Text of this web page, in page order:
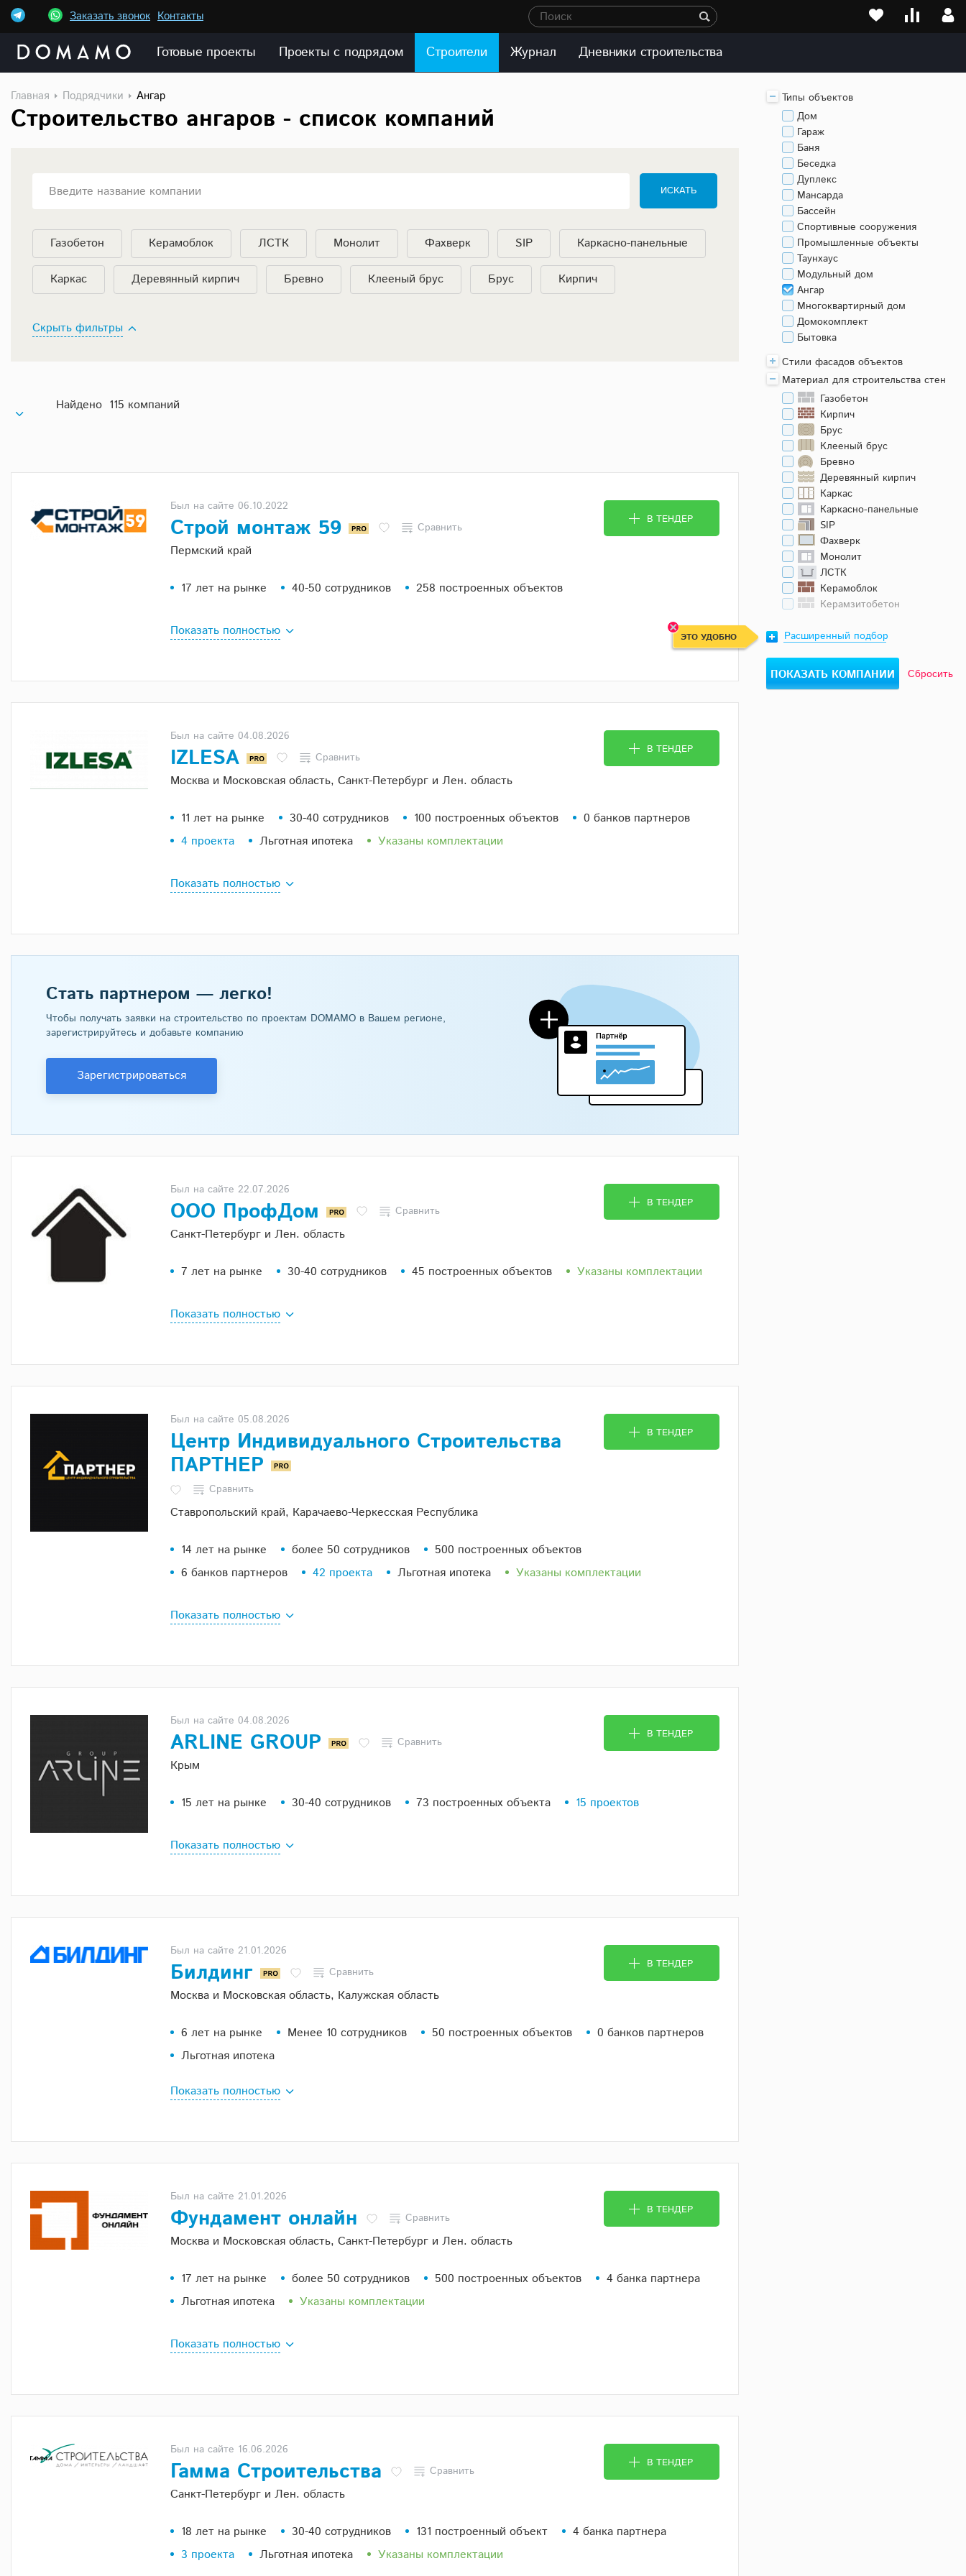
Заказать звонок Контакты Поиск
Готовые проекты Проекты с подрядом Строители Журнал Дневники строительства
Главная Подрядчики Ангар
Строительство ангаров - список компаний
Введите название компании ИСКАТЬ
Газобетон Керамоблок ЛСТК Монолит Фахверк SIP Каркасно-панельные
Каркас Деревянный кирпич Бревно Клееный брус Брус Кирпич
Скрыть фильтры
Найдено 115 компаний
Был на сайте 06.10.2022
Строй монтаж 59 Сравнить
Пермский край
17 лет на рынке 40-50 сотрудников 258 построенных объектов
Показать полностью
В ТЕНДЕР
Был на сайте 04.08.2026
IZLESA Сравнить
Москва и Московская область, Санкт-Петербург и Лен. область
11 лет на рынке 30-40 сотрудников 100 построенных объектов
0 банков партнеров
4 проекта
Льготная ипотека Указаны комплектации
Показать полностью
В ТЕНДЕР
Стать партнером — легко!
Чтобы получать заявки на строительство по проектам DOMAMO в Вашем регионе,
зарегистрируйтесь и добавьте компанию
Зарегистрироваться
Был на сайте 22.07.2026
ООО ПрофДом Сравнить
Санкт-Петербург и Лен. область
7 лет на рынке 30-40 сотрудников 45 построенных объектов Указаны комплектации
Показать полностью
В ТЕНДЕР
Был на сайте 05.08.2026
Центр Индивидуального Строительства
ПАРТНЕР
Сравнить
Ставропольский край, Карачаево-Черкесская Республика
14 лет на рынке более 50 сотрудников
500 построенных объектов
6 банков партнеров
42 проекта Льготная ипотека Указаны комплектации
Показать полностью
В ТЕНДЕР
Был на сайте 04.08.2026
ARLINE GROUP Сравнить
Крым
15 лет на рынке 30-40 сотрудников 73 построенных объекта 15 проектов
Показать полностью
В ТЕНДЕР
Был на сайте 21.01.2026
Билдинг Сравнить
Москва и Московская область, Калужская область
6 лет на рынке Менее 10 сотрудников 50 построенных объектов
0 банков партнеров
Льготная ипотека
Показать полностью
В ТЕНДЕР
Был на сайте 21.01.2026
Фундамент онлайн Сравнить
Москва и Московская область, Санкт-Петербург и Лен. область
17 лет на рынке более 50 сотрудников 500 построенных объектов
4 банка партнера
Льготная ипотека
Указаны комплектации
Показать полностью
В ТЕНДЕР
Был на сайте 16.06.2026
Гамма Строительства Сравнить
Санкт-Петербург и Лен. область
18 лет на рынке 30-40 сотрудников 131 построенный объект
4 банка партнера
3 проекта
Льготная ипотека Указаны комплектации
В ТЕНДЕР
Типы объектов
Дом
Гараж
Баня
Беседка
Дуплекс
Мансарда
Бассейн
Спортивные сооружения
Промышленные объекты
Таунхаус
Модульный дом
Ангар
Многоквартирный дом
Домокомплект
Бытовка
Стили фасадов объектов
Материал для строительства стен
Газобетон
Кирпич
Брус
Клееный брус
Бревно
Деревянный кирпич
Каркас
Каркасно-панельные
SIP
Фахверк
Монолит
ЛСТК
Керамоблок
Керамзитобетон
ЭТО УДОБНО Расширенный подбор
Сбросить